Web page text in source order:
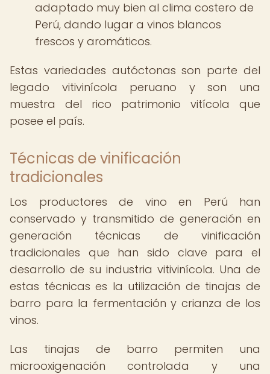
adaptado muy bien al clima costero de
Perú, dando lugar a vinos blancos
frescos y aromáticos.
Estas variedades autóctonas son parte del
legado vitivinícola peruano y son una
muestra del rico patrimonio vitícola que
posee el país.
Técnicas de vinificación
tradicionales
Los productores de vino en Perú han
conservado y transmitido de generación en
generación técnicas de vinificación
tradicionales que han sido clave para el
desarrollo de su industria vitivinícola. Una de
estas técnicas es la utilización de tinajas de
barro para la fermentación y crianza de los
vinos.
Las tinajas de barro permiten una
microoxigenación controlada y una